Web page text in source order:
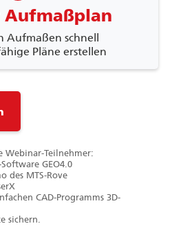
Aufmaßen schnell
Pläne erstellen
Webinar-Teilnehmer:
GEO4.0
des MTS-Rove
CAD-Programms 3D-
sichern.